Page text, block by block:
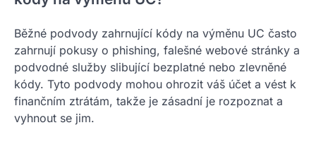
Běžné podvody zahrnující kódy na výměnu UC často
zahrnují pokusy o phishing, falešné webové stránky a
podvodné služby slibující bezplatné nebo zlevněné
kódy. Tyto podvody mohou ohrozit váš účet a vést k
finančním ztrátám, takže je zásadní je rozpoznat a
vyhnout se jim.